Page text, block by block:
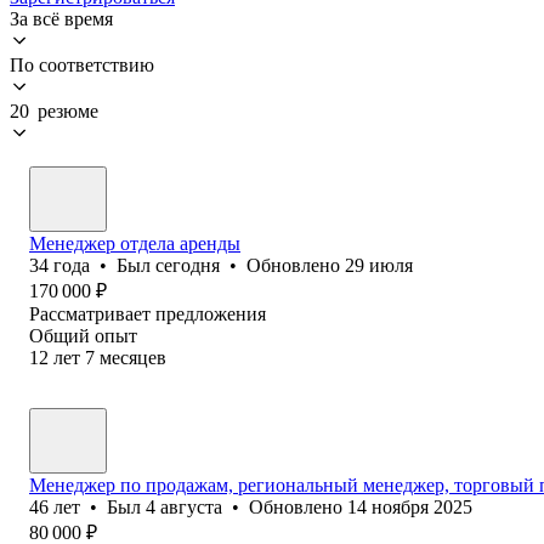
За всё время
По соответствию
20 резюме
Менеджер отдела аренды
34 года • Был сегодня • Обновлено 29 июля
170 000 ₽
Рассматривает предложения
Общий опыт
12 лет 7 месяцев
Менеджер по продажам, региональный менеджер, торговый
46 лет • Был 4 августа • Обновлено 14 ноября 2025
80 000 ₽